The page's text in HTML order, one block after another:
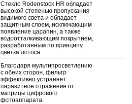
Стекло Rodenstock HR обладает
высокой степенью пропускания
видимого света и обладает
защитным слоем, исключающим
появление царапин, а также
водоотталкивающим покрытием,
разработанным по принципу
цветка лотоса.
Благодаря мультипросветлению
с обеих сторон, фильтр
эффективно устраняет
паразитное отражение от
матрицы цифрового
фотоаппарата.